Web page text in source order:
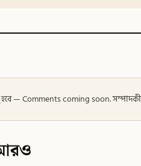
হবে — Comments coming soon.